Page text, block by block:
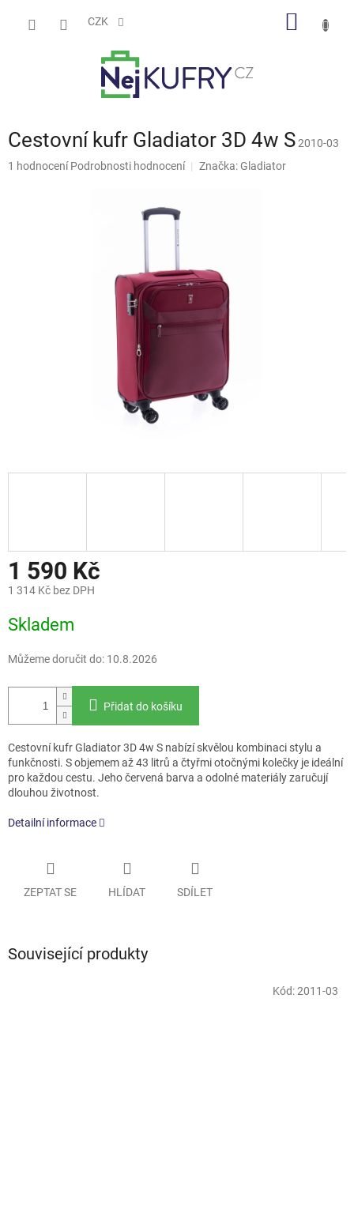
CZK
Cestovní kufr Gladiator 3D 4w S2010-03
Průměrné
1 hodnocení Podrobnosti hodnocení Značka: Gladiator
1 590 Kč
1 314 Kč bez DPH
cena:
Skladem
Můžeme doručit do: 10.8.2026
Přidat do košíku
Cestovní kufr Gladiator 3D 4w S nabízí skvělou kombinaci stylu a
funkčnosti. S objemem až 43 litrů a čtyřmi otočnými kolečky je ideální
pro každou cestu. Jeho červená barva a odolné materiály zaručují
dlouhou životnost.
Detailní informace
ZEPTAT SE HLÍDAT SDÍLET
Související produkty
Kód:2011-03